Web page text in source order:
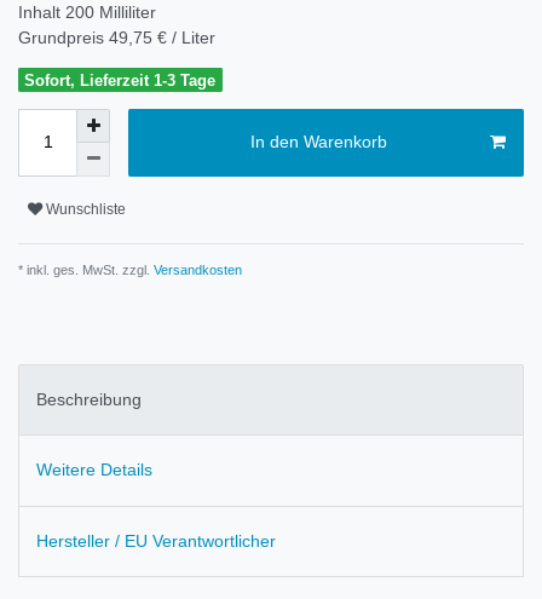
Inhalt 200 Milliliter
Grundpreis 49,75 € / Liter
Sofort, Lieferzeit 1-3 Tage
In den Warenkorb
Wunschliste
* inkl. ges. MwSt. zzgl. Versandkosten
Beschreibung
Weitere Details
Hersteller / EU Verantwortlicher